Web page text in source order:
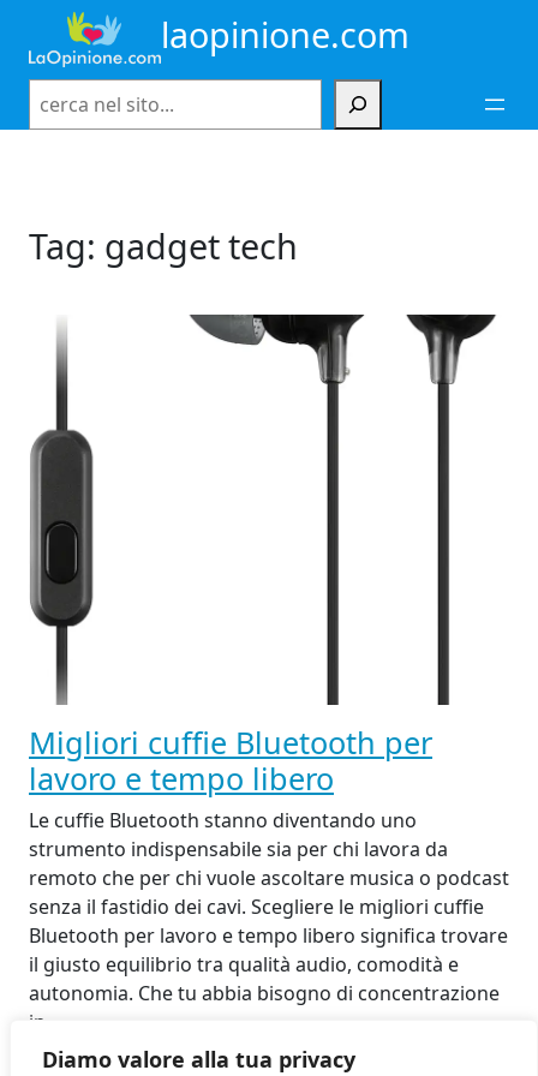
Diamo valore alla tua privacy
contenuto
laopinione.com
Tag: gadget tech
Migliori cuffie Bluetooth per
lavoro e tempo libero
Le cuffie Bluetooth stanno diventando uno
strumento indispensabile sia per chi lavora da
remoto che per chi vuole ascoltare musica o podcast
senza il fastidio dei cavi. Scegliere le migliori cuffie
Bluetooth per lavoro e tempo libero significa trovare
il giusto equilibrio tra qualità audio, comodità e
autonomia. Che tu abbia bisogno di concentrazione
in…
8 Settembre 2025